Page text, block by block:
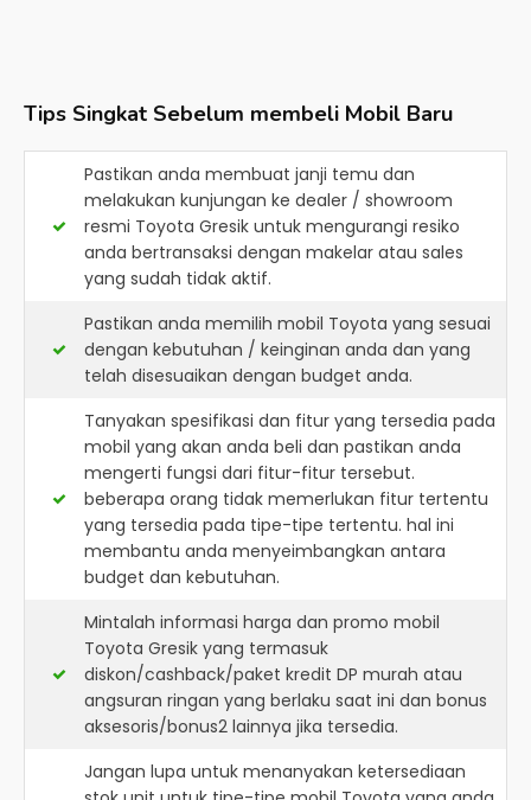
Tips Singkat Sebelum membeli Mobil Baru
Pastikan anda membuat janji temu dan
melakukan kunjungan ke dealer / showroom
resmi Toyota Gresik untuk mengurangi resiko
anda bertransaksi dengan makelar atau sales
yang sudah tidak aktif.
Pastikan anda memilih mobil Toyota yang sesuai
dengan kebutuhan / keinginan anda dan yang
telah disesuaikan dengan budget anda.
Tanyakan spesifikasi dan fitur yang tersedia pada
mobil yang akan anda beli dan pastikan anda
mengerti fungsi dari fitur-fitur tersebut.
beberapa orang tidak memerlukan fitur tertentu
yang tersedia pada tipe-tipe tertentu. hal ini
membantu anda menyeimbangkan antara
budget dan kebutuhan.
Mintalah informasi harga dan promo mobil
Toyota Gresik yang termasuk
diskon/cashback/paket kredit DP murah atau
angsuran ringan yang berlaku saat ini dan bonus
aksesoris/bonus2 lainnya jika tersedia.
Jangan lupa untuk menanyakan ketersediaan